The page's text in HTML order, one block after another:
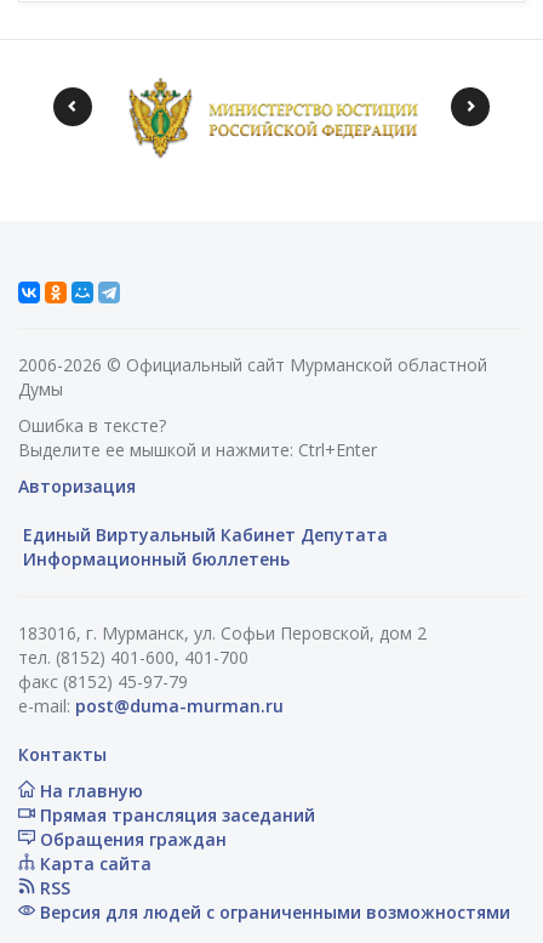
2006-2026 © Официальный сайт Мурманской областной
Думы
Ошибка в тексте?
Выделите ее мышкой и нажмите: Ctrl+Enter
Авторизация
Единый Виртуальный Кабинет Депутата
Информационный бюллетень
183016, г. Мурманск, ул. Софьи Перовской, дом 2
тел. (8152) 401-600, 401-700
факс (8152) 45-97-79
e-mail: post@duma-murman.ru
Контакты
На главную
Прямая трансляция заседаний
Обращения граждан
Карта сайта
RSS
Версия для людей с ограниченными возможностями